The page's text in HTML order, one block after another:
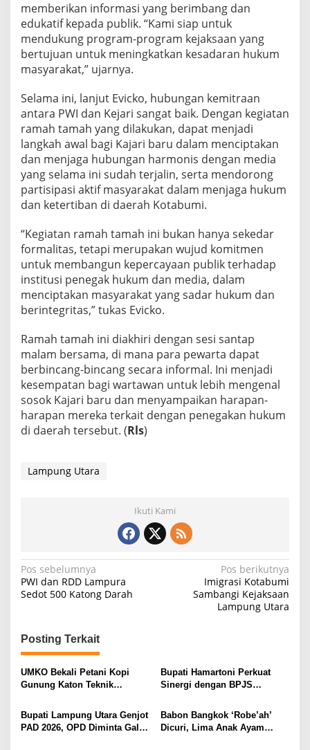
memberikan informasi yang berimbang dan
edukatif kepada publik. “Kami siap untuk
mendukung program-program kejaksaan yang
bertujuan untuk meningkatkan kesadaran hukum
masyarakat,” ujarnya.
Selama ini, lanjut Evicko, hubungan kemitraan
antara PWI dan Kejari sangat baik. Dengan kegiatan
ramah tamah yang dilakukan, dapat menjadi
langkah awal bagi Kajari baru dalam menciptakan
dan menjaga hubungan harmonis dengan media
yang selama ini sudah terjalin, serta mendorong
partisipasi aktif masyarakat dalam menjaga hukum
dan ketertiban di daerah Kotabumi.
“Kegiatan ramah tamah ini bukan hanya sekedar
formalitas, tetapi merupakan wujud komitmen
untuk membangun kepercayaan publik terhadap
institusi penegak hukum dan media, dalam
menciptakan masyarakat yang sadar hukum dan
berintegritas,” tukas Evicko.
Ramah tamah ini diakhiri dengan sesi santap
malam bersama, di mana para pewarta dapat
berbincang-bincang secara informal. Ini menjadi
kesempatan bagi wartawan untuk lebih mengenal
sosok Kajari baru dan menyampaikan harapan-
harapan mereka terkait dengan penegakan hukum
di daerah tersebut. (Rls)
Lampung Utara
Ikuti Kami
N
a
i
g
a
s
i
p
Pos sebelumnya
PWI dan RDD Lampura
Sedot 500 Katong Darah
Pos berikutnya
Imigrasi Kotabumi
Sambangi Kejaksaan
Lampung Utara
Posting Terkait
UMKO Bekali Petani Kopi
Gunung Katon Teknik
Jual Hasil Panen Meningkat
Bupati Hamartoni Perkuat
Sinergi dengan BPJS
Kesehatan Makin Cepat dan
Mudah
Bupati Lampung Utara Genjot
PAD 2026, OPD Diminta Gali
Babon Bangkok ‘Robe’ah’
Dicuri, Lima Anak Ayam